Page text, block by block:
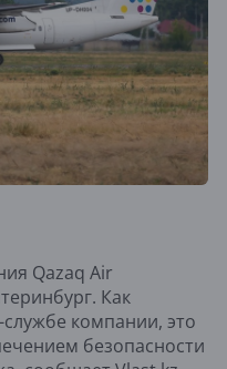
Qazaq Air
Как
компании, это
безопасности